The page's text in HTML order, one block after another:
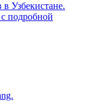
Узбекистане.
подробной